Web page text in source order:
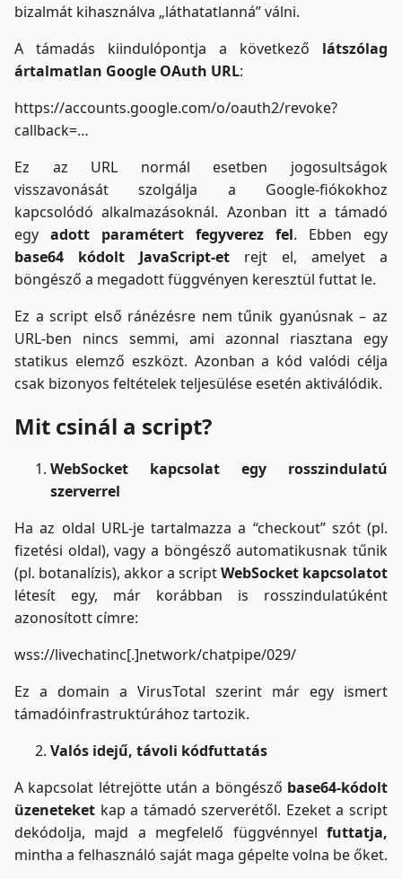
bizalmát kihasználva „láthatatlanná” válni.
A támadás kiindulópontja a következő látszólag
ártalmatlan Google OAuth URL:
https://accounts.google.com/o/oauth2/revoke?
callback=…
Ez az URL normál esetben jogosultságok
visszavonását szolgálja a Google-fiókokhoz
kapcsolódó alkalmazásoknál. Azonban itt a támadó
egy adott paramétert fegyverez fel. Ebben egy
base64 kódolt JavaScript-et rejt el, amelyet a
böngésző a megadott függvényen keresztül futtat le.
Ez a script első ránézésre nem tűnik gyanúsnak – az
URL-ben nincs semmi, ami azonnal riasztana egy
statikus elemző eszközt. Azonban a kód valódi célja
csak bizonyos feltételek teljesülése esetén aktiválódik.
Mit csinál a script?
WebSocket kapcsolat egy rosszindulatú
szerverrel
Ha az oldal URL-je tartalmazza a “checkout” szót (pl.
fizetési oldal), vagy a böngésző automatikusnak tűnik
(pl. botanalízis), akkor a scriptWebSocket kapcsolatot
létesít egy, már korábban is rosszindulatúként
azonosított címre:
wss://livechatinc[.]network/chatpipe/029/
Ez a domain a VirusTotal szerint már egy ismert
támadóinfrastruktúrához tartozik.
Valós idejű, távoli kódfuttatás
A kapcsolat létrejötte után a böngésző base64-kódolt
üzeneteket kap a támadó szerverétől. Ezeket a script
dekódolja, majd a megfelelő függvénnyel futtatja,
mintha a felhasználó saját maga gépelte volna be őket.